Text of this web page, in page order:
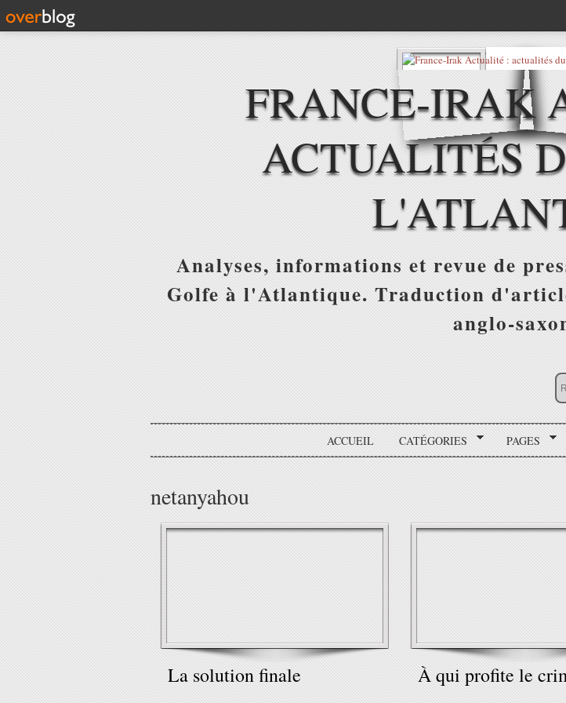
FRANCE-IRAK
ACTUALITÉS
Analyses, informations et revue de
Golfe à l'Atlantique. Traduction
anglo-
ACCUEIL CATÉGORIES PAGES
netanyahou
La solution finale À qui profite le